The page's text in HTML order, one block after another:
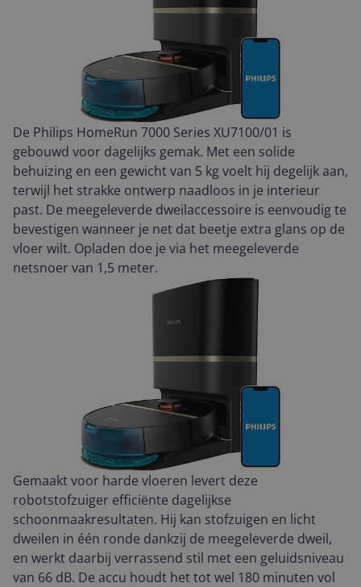
De Philips HomeRun 7000 Series XU7100/01 is
gebouwd voor dagelijks gemak. Met een solide
behuizing en een gewicht van 5 kg voelt hij degelijk aan,
terwijl het strakke ontwerp naadloos in je interieur
past. De meegeleverde dweilaccessoire is eenvoudig te
bevestigen wanneer je net dat beetje extra glans op de
vloer wilt. Opladen doe je via het meegeleverde
netsnoer van 1,5 meter.
Gemaakt voor harde vloeren levert deze
robotstofzuiger efficiënte dagelijkse
schoonmaakresultaten. Hij kan stofzuigen en licht
dweilen in één ronde dankzij de meegeleverde dweil,
en werkt daarbij verrassend stil met een geluidsniveau
van 66 dB. De accu houdt het tot wel 180 minuten vol